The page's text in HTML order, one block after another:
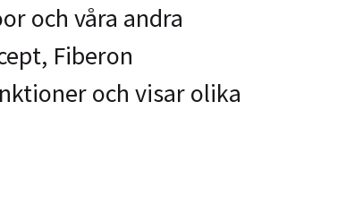
och våra andra
Fiberon
och visar olika